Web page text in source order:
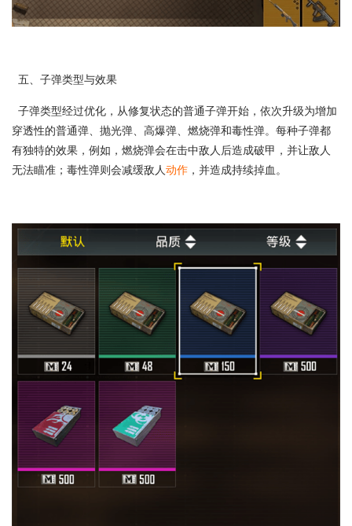
五、子弹类型与效果
子弹类型经过优化，从修复状态的普通子弹开始，依次升级为增加
穿透性的普通弹、抛光弹、高爆弹、燃烧弹和毒性弹。每种子弹都
有独特的效果，例如，燃烧弹会在击中敌人后造成破甲，并让敌人
无法瞄准；毒性弹则会减缓敌人动作 ，并造成持续掉血。